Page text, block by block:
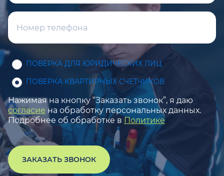
ПОВЕРКА ДЛЯ ЮРИДИЧЕСКИХ ЛИЦ
ПОВЕРКА КВАРТИРНЫХ СЧЕТЧИКОВ
Нажимая на кнопку “Заказать звонок”, я даю
согласие на обработку персональных данных.
Подробнее об обработке в Политике
ЗАКАЗАТЬ ЗВОНОК